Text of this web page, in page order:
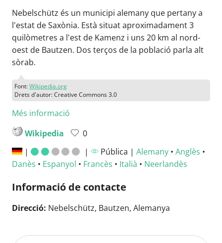
Nebelschütz és un municipi alemany que pertany a
l'estat de Saxònia. Està situat aproximadament 3
quilòmetres a l'est de Kamenz i uns 20 km al nord-
oest de Bautzen. Dos terços de la població parla alt
sòrab.
Font:Wikipedia.org
Drets d'autor: Creative Commons 3.0
Més informació
Wikipedia
0
|
| Pública | Alemany• Anglès •
Danès • Espanyol • Francès • Italià • Neerlandès
Informació de contacte
Direcció: Nebelschütz, Bautzen, Alemanya